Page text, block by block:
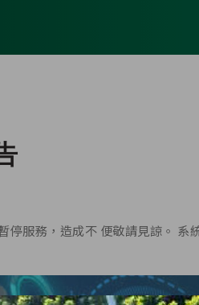
服務，造成不 便敬請見諒。 系